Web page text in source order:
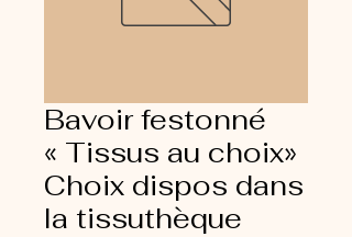
Bavoir festonné
« Tissus au choix»
Choix dispos dans
la tissuthèque